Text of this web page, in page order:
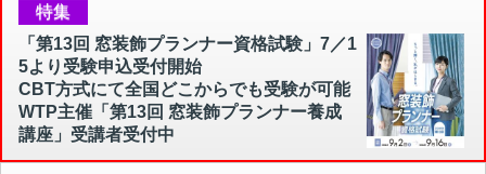
特集
「第13回 窓装飾プランナー資格試験」7／1
5より受験申込受付開始
CBT方式にて全国どこからでも受験が可能
WTP主催「第13回 窓装飾プランナー養成
講座」受講者受付中